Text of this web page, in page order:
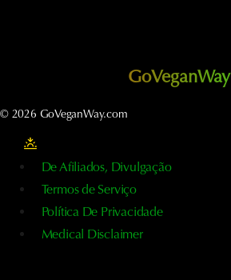
GoVeganWay
© 2026 GoVeganWay.com
De Afiliados, Divulgação
Termos de Serviço
Política De Privacidade
Medical Disclaimer